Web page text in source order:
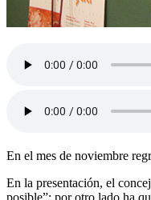
En el mes de noviembre
En la presentación, el
posible”; por otro lado ha